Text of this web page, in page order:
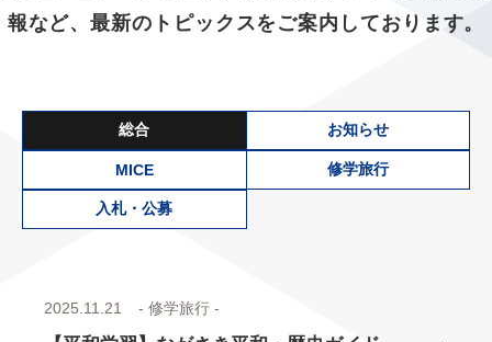
報など、最新のトピックスをご案内しております。
総合 お知らせ
MICE 修学旅行
入札・公募
2025.11.21 - 修学旅行 -